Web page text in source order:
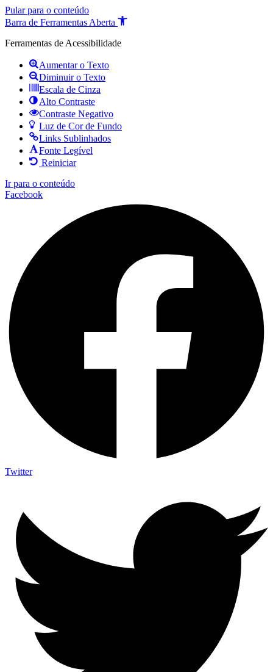
Pular para o conteúdo
Barra de Ferramentas Aberta
Ferramentas de Acessibilidade
Aumentar o Texto
Diminuir o Texto
Escala de Cinza
Alto Contraste
Contraste Negativo
Luz de Cor de Fundo
Links Sublinhados
Fonte Legível
Reiniciar
Ir para o conteúdo
Facebook
Twitter